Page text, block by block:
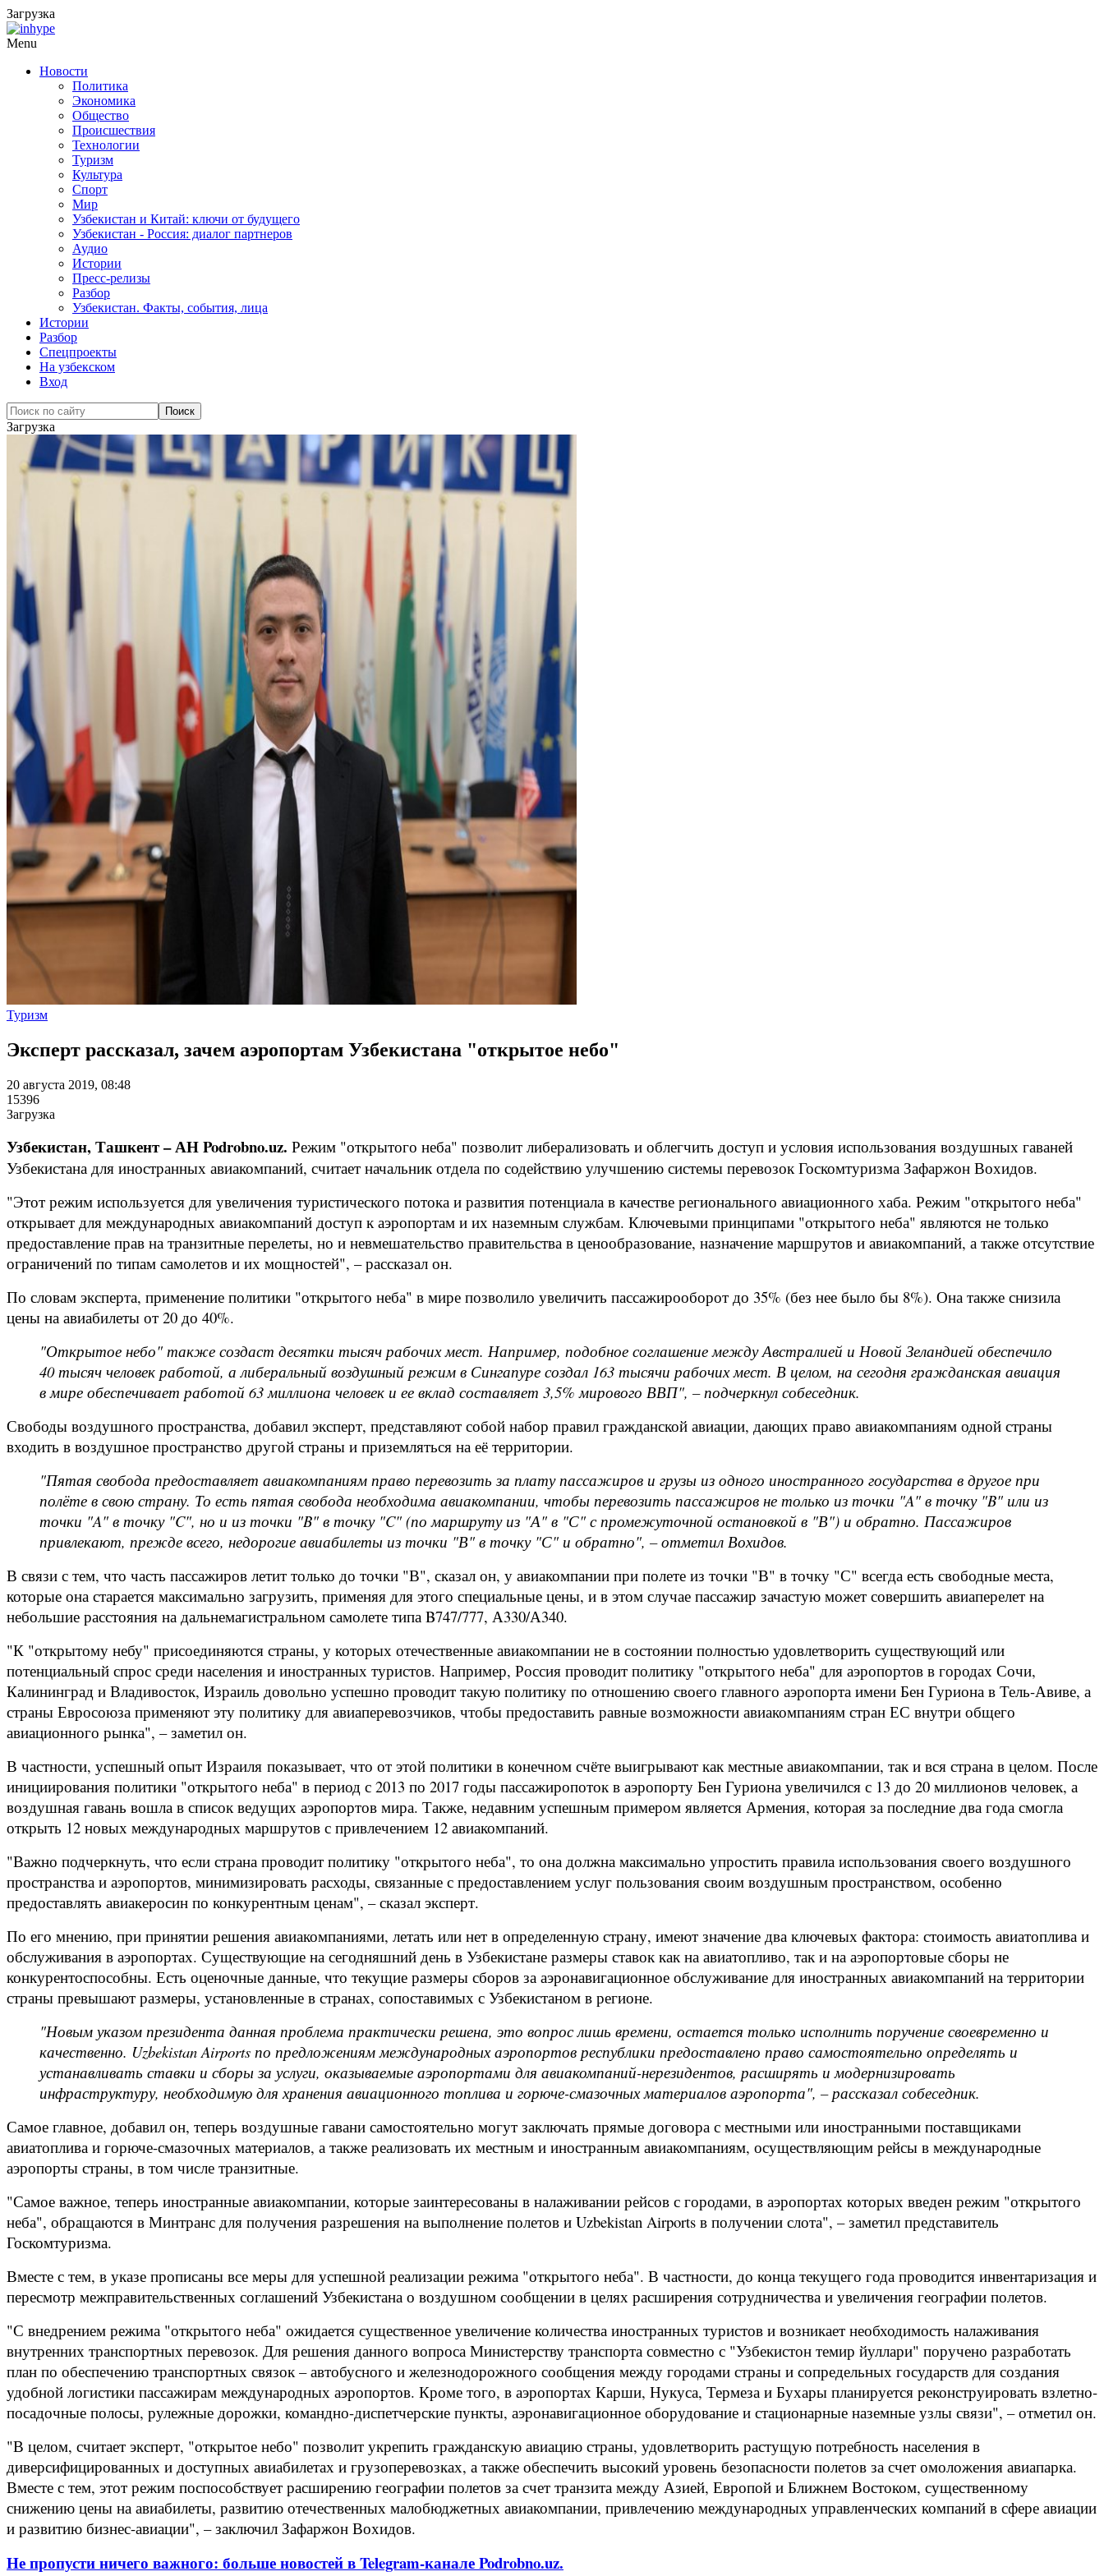
Загрузка
Menu
Новости
Политика
Экономика
Общество
Происшествия
Технологии
Туризм
Культура
Спорт
Мир
Узбекистан и Китай: ключи от будущего
Узбекистан - Россия: диалог партнеров
Аудио
Истории
Пресс-релизы
Разбор
Узбекистан. Факты, события, лица
Истории
Разбор
Спецпроекты
На узбекском
Вход
Загрузка
Туризм
Эксперт рассказал, зачем аэропортам Узбекистана "открытое небо"
20 августа 2019, 08:48
15396
Загрузка
Узбекистан, Ташкент – АН Podrobno.uz. Режим "открытого неба" позволит либерализовать и облегчить доступ и условия использования воздушных гаваней
Узбекистана для иностранных авиакомпаний, считает начальник отдела по содействию улучшению системы перевозок Госкомтуризма Зафаржон Вохидов.
"Этот режим используется для увеличения туристического потока и развития потенциала в качестве регионального авиационного хаба. Режим "открытого неба"
открывает для международных авиакомпаний доступ к аэропортам и их наземным службам. Ключевыми принципами "открытого неба" являются не только
предоставление прав на транзитные перелеты, но и невмешательство правительства в ценообразование, назначение маршрутов и авиакомпаний, а также отсутствие
ограничений по типам самолетов и их мощностей", – рассказал он.
По словам эксперта, применение политики "открытого неба" в мире позволило увеличить пассажирооборот до 35% (без нее было бы 8%). Она также снизила
цены на авиабилеты от 20 до 40%.
"Открытое небо" также создаст десятки тысяч рабочих мест. Например, подобное соглашение между Австралией и Новой Зеландией обеспечило
40 тысяч человек работой, а либеральный воздушный режим в Сингапуре создал 163 тысячи рабочих мест. В целом, на сегодня гражданская авиация
в мире обеспечивает работой 63 миллиона человек и ее вклад составляет 3,5% мирового ВВП", – подчеркнул собеседник.
Свободы воздушного пространства, добавил эксперт, представляют собой набор правил гражданской авиации, дающих право авиакомпаниям одной страны
входить в воздушное пространство другой страны и приземляться на её территории.
"Пятая свобода предоставляет авиакомпаниям право перевозить за плату пассажиров и грузы из одного иностранного государства в другое при
полёте в свою страну. То есть пятая свобода необходима авиакомпании, чтобы перевозить пассажиров не только из точки "A" в точку "B" или из
точки "A" в точку "C", но и из точки "B" в точку "C" (по маршруту из "А" в "С" с промежуточной остановкой в "В") и обратно. Пассажиров
привлекают, прежде всего, недорогие авиабилеты из точки "В" в точку "С" и обратно", – отметил Вохидов.
В связи с тем, что часть пассажиров летит только до точки "В", сказал он, у авиакомпании при полете из точки "В" в точку "С" всегда есть свободные места,
которые она старается максимально загрузить, применяя для этого специальные цены, и в этом случае пассажир зачастую может совершить авиаперелет на
небольшие расстояния на дальнемагистральном самолете типа B747/777, А330/А340.
"К "открытому небу" присоединяются страны, у которых отечественные авиакомпании не в состоянии полностью удовлетворить существующий или
потенциальный спрос среди населения и иностранных туристов. Например, Россия проводит политику "открытого неба" для аэропортов в городах Сочи,
Калининград и Владивосток, Израиль довольно успешно проводит такую политику по отношению своего главного аэропорта имени Бен Гуриона в Тель-Авиве, а
страны Евросоюза применяют эту политику для авиаперевозчиков, чтобы предоставить равные возможности авиакомпаниям стран ЕС внутри общего
авиационного рынка", – заметил он.
В частности, успешный опыт Израиля показывает, что от этой политики в конечном счёте выигрывают как местные авиакомпании, так и вся страна в целом. После
инициирования политики "открытого неба" в период с 2013 по 2017 годы пассажиропоток в аэропорту Бен Гуриона увеличился с 13 до 20 миллионов человек, а
воздушная гавань вошла в список ведущих аэропортов мира. Также, недавним успешным примером является Армения, которая за последние два года смогла
открыть 12 новых международных маршрутов с привлечением 12 авиакомпаний.
"Важно подчеркнуть, что если страна проводит политику "открытого неба", то она должна максимально упростить правила использования своего воздушного
пространства и аэропортов, минимизировать расходы, связанные с предоставлением услуг пользования своим воздушным пространством, особенно
предоставлять авиакеросин по конкурентным ценам", – сказал эксперт.
По его мнению, при принятии решения авиакомпаниями, летать или нет в определенную страну, имеют значение два ключевых фактора: стоимость авиатоплива и
обслуживания в аэропортах. Существующие на сегодняшний день в Узбекистане размеры ставок как на авиатопливо, так и на аэропортовые сборы не
конкурентоспособны. Есть оценочные данные, что текущие размеры сборов за аэронавигационное обслуживание для иностранных авиакомпаний на территории
страны превышают размеры, установленные в странах, сопоставимых с Узбекистаном в регионе.
"Новым указом президента данная проблема практически решена, это вопрос лишь времени, остается только исполнить поручение своевременно и
качественно. Uzbekistan Airports по предложениям международных аэропортов республики предоставлено право самостоятельно определять и
устанавливать ставки и сборы за услуги, оказываемые аэропортами для авиакомпаний-нерезидентов, расширять и модернизировать
инфраструктуру, необходимую для хранения авиационного топлива и горюче-смазочных материалов аэропорта", – рассказал собеседник.
Самое главное, добавил он, теперь воздушные гавани самостоятельно могут заключать прямые договора с местными или иностранными поставщиками
авиатоплива и горюче-смазочных материалов, а также реализовать их местным и иностранным авиакомпаниям, осуществляющим рейсы в международные
аэропорты страны, в том числе транзитные.
"Самое важное, теперь иностранные авиакомпании, которые заинтересованы в налаживании рейсов с городами, в аэропортах которых введен режим "открытого
неба", обращаются в Минтранс для получения разрешения на выполнение полетов и Uzbekistan Airports в получении слота", – заметил представитель
Госкомтуризма.
Вместе с тем, в указе прописаны все меры для успешной реализации режима "открытого неба". В частности, до конца текущего года проводится инвентаризация и
пересмотр межправительственных соглашений Узбекистана о воздушном сообщении в целях расширения сотрудничества и увеличения географии полетов.
"С внедрением режима "открытого неба" ожидается существенное увеличение количества иностранных туристов и возникает необходимость налаживания
внутренних транспортных перевозок. Для решения данного вопроса Министерству транспорта совместно с "Узбекистон темир йуллари" поручено разработать
план по обеспечению транспортных связок – автобусного и железнодорожного сообщения между городами страны и сопредельных государств для создания
удобной логистики пассажирам международных аэропортов. Кроме того, в аэропортах Карши, Нукуса, Термеза и Бухары планируется реконструировать взлетно-
посадочные полосы, рулежные дорожки, командно-диспетчерские пункты, аэронавигационное оборудование и стационарные наземные узлы связи", – отметил он.
"В целом, считает эксперт, "открытое небо" позволит укрепить гражданскую авиацию страны, удовлетворить растущую потребность населения в
диверсифицированных и доступных авиабилетах и грузоперевозках, а также обеспечить высокий уровень безопасности полетов за счет омоложения авиапарка.
Вместе с тем, этот режим поспособствует расширению географии полетов за счет транзита между Азией, Европой и Ближнем Востоком, существенному
снижению цены на авиабилеты, развитию отечественных малобюджетных авиакомпании, привлечению международных управленческих компаний в сфере авиации
и развитию бизнес-авиации", – заключил Зафаржон Вохидов.
Не пропусти ничего важного: больше новостей в Telegram-канале Podrobno.uz.